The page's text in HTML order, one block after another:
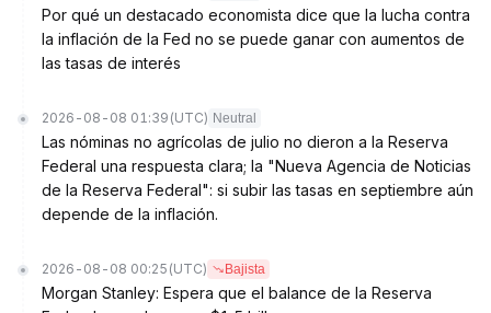
Por qué un destacado economista dice que la lucha contra
la inflación de la Fed no se puede ganar con aumentos de
las tasas de interés
2026-08-08 01:39 (UTC) Neutral
Las nóminas no agrícolas de julio no dieron a la Reserva
Federal una respuesta clara; la "Nueva Agencia de Noticias
de la Reserva Federal": si subir las tasas en septiembre aún
depende de la inflación.
2026-08-08 00:25 (UTC) Bajista
Morgan Stanley: Espera que el balance de la Reserva